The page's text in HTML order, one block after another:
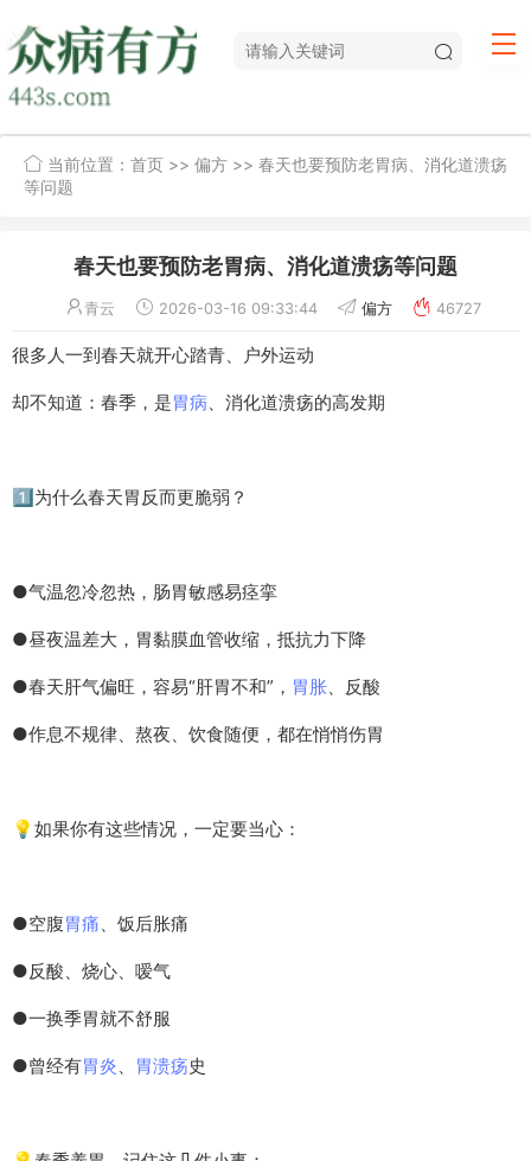
当前位置： 首页 >> 偏方 >> 春天也要预防老胃病、消化道溃疡
等问题
春天也要预防老胃病、消化道溃疡等问题
青云 2026-03-16 09:33:44 偏方 46727
很多人一到春天就开心踏青、户外运动
却不知道：春季，是胃病、消化道溃疡的高发期
1️⃣为什么春天胃反而更脆弱？
●气温忽冷忽热，肠胃敏感易痉挛
●昼夜温差大，胃黏膜血管收缩，抵抗力下降
●春天肝气偏旺，容易“肝胃不和”， 胃胀、反酸
●作息不规律、熬夜、饮食随便，都在悄悄伤胃
💡如果你有这些情况，一定要当心：
●空腹胃痛、饭后胀痛
●反酸、烧心、嗳气
●一换季胃就不舒服
●曾经有胃炎、 胃溃疡史